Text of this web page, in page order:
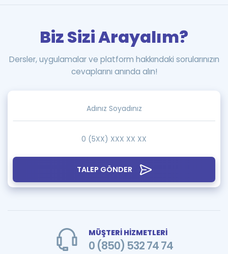
TALEP GÖNDER
Biz Sizi Arayalım?
Dersler, uygulamalar ve platform hakkındaki sorularınızın
cevaplarını anında alın!
MÜŞTERİ HİZMETLERİ
0 (850) 532 74 74